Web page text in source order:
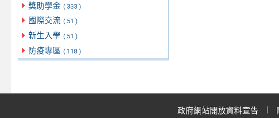
獎助學金 ( 333 )
國際交流 ( 51 )
新生入學 ( 51 )
防疫專區 ( 118 )
政府網站開放資料宣告